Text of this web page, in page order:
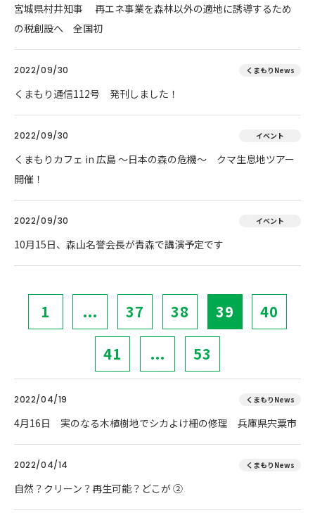
宮城県村井知事 再エネ事業を森林以外の適地に誘導するため
の税創設へ 全国初
2022/09/30 くまもりNews
くまもり通信112号 発刊しました！
2022/09/30 イベント
くまもりカフェ in 広島 ～日本の森の危機～ クマ生息地ツアー
開催！
2022/09/30 イベント
10月15日、森山名誉会長が青森で講演予定です
1 ... 37 38 39 40
41 ... 53
2022/04/19 くまもりNews
4月16日 実のなる木植樹地でシカよけ柵の修理 兵庫県宍粟市
2022/04/14 くまもりNews
自然？クリーン？再生可能？どこが ②